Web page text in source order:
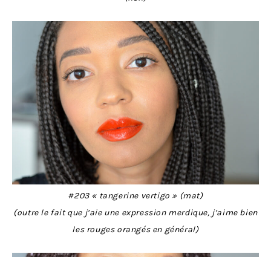
#203 « tangerine vertigo » (mat)
(outre le fait que j’aie une expression merdique, j’aime bien
les rouges orangés en général)